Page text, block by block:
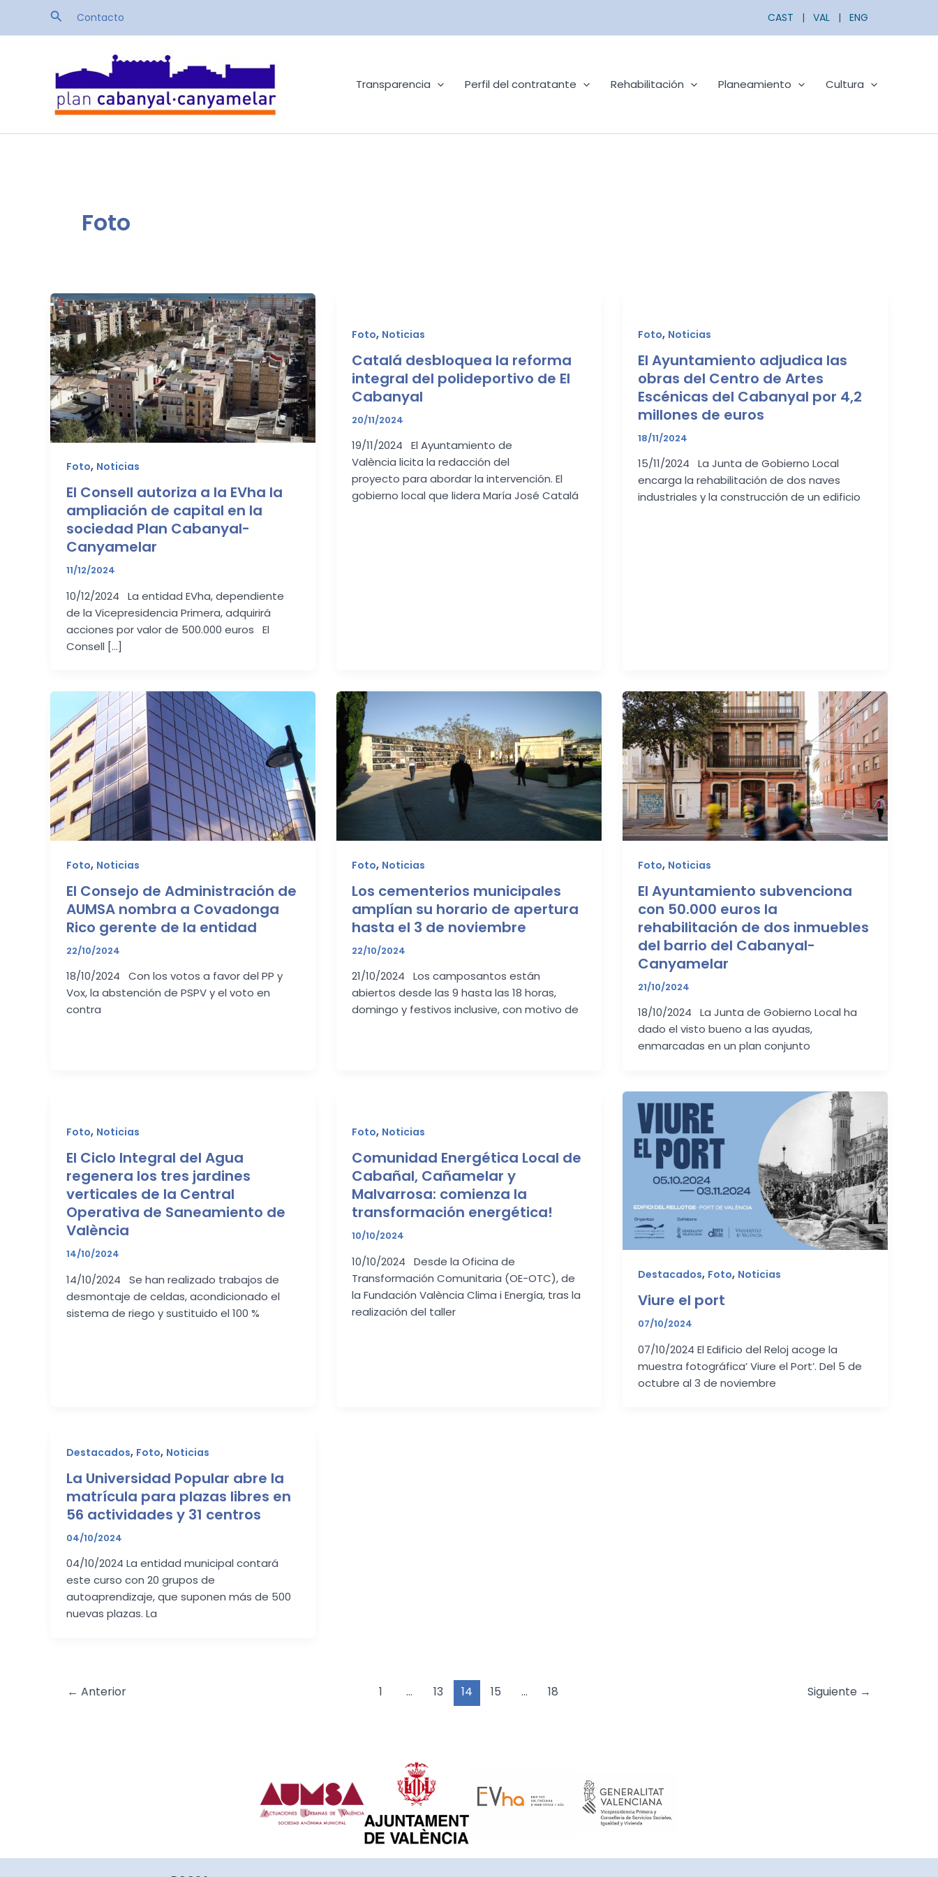
BuscarContacto CAST | VAL | ENG
Transparencia Perfil del contratante Rehabilitación Planeamiento Cultura
Foto
Foto, Noticias
El Consell autoriza a la EVha la
ampliación de capital en la
sociedad Plan Cabanyal-
Canyamelar
11/12/2024
10/12/2024 La entidad EVha, dependiente
de la Vicepresidencia Primera, adquirirá
acciones por valor de 500.000 euros El
Consell […]
Foto, Noticias
Catalá desbloquea la reforma
integral del polideportivo de El
Cabanyal
20/11/2024
19/11/2024 El Ayuntamiento de
València licita la redacción del
proyecto para abordar la intervención. El
gobierno local que lidera María José Catalá
Foto, Noticias
El Ayuntamiento adjudica las
obras del Centro de Artes
Escénicas del Cabanyal por 4,2
millones de euros
18/11/2024
15/11/2024 La Junta de Gobierno Local
encarga la rehabilitación de dos naves
industriales y la construcción de un edificio
Foto, Noticias
El Consejo de Administración de
AUMSA nombra a Covadonga
Rico gerente de la entidad
22/10/2024
18/10/2024 Con los votos a favor del PP y
Vox, la abstención de PSPV y el voto en
contra
Foto, Noticias
Los cementerios municipales
amplían su horario de apertura
hasta el 3 de noviembre
22/10/2024
21/10/2024 Los camposantos están
abiertos desde las 9 hasta las 18 horas,
domingo y festivos inclusive, con motivo de
Foto, Noticias
El Ayuntamiento subvenciona
con 50.000 euros la
rehabilitación de dos inmuebles
del barrio del Cabanyal-
Canyamelar
21/10/2024
18/10/2024 La Junta de Gobierno Local ha
dado el visto bueno a las ayudas,
enmarcadas en un plan conjunto
Foto, Noticias
El Ciclo Integral del Agua
regenera los tres jardines
verticales de la Central
Operativa de Saneamiento de
València
14/10/2024
14/10/2024 Se han realizado trabajos de
desmontaje de celdas, acondicionado el
sistema de riego y sustituido el 100 %
Foto, Noticias
Comunidad Energética Local de
Cabañal, Cañamelar y
Malvarrosa: comienza la
transformación energética!
10/10/2024
10/10/2024 Desde la Oficina de
Transformación Comunitaria (OE-OTC), de
la Fundación València Clima i Energía, tras la
realización del taller
Destacados, Foto, Noticias
Viure el port
07/10/2024
07/10/2024 El Edificio del Reloj acoge la
muestra fotográfica’ Viure el Port’. Del 5 de
octubre al 3 de noviembre
Destacados, Foto, Noticias
La Universidad Popular abre la
matrícula para plazas libres en
56 actividades y 31 centros
04/10/2024
04/10/2024 La entidad municipal contará
este curso con 20 grupos de
autoaprendizaje, que suponen más de 500
nuevas plazas. La
← Anterior 1 … 13 14 15 … 18 Siguiente →